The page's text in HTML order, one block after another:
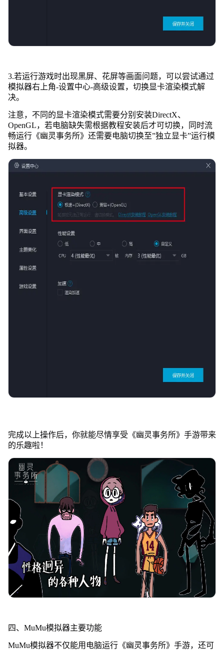
3.若运行游戏时出现黑屏、花屏等画面问题，可以尝试通过
模拟器右上角-设置中心-高级设置，切换显卡渲染模式解
决。
注意，不同的显卡渲染模式需要分别安装DirectX、
OpenGL，若电脑缺失需根据教程安装后才可切换，同时流
畅运行《幽灵事务所》还需要电脑切换至”独立显卡”运行模
拟器。
完成以上操作后，你就能尽情享受《幽灵事务所》手游带来
的乐趣啦！
四、MuMu模拟器主要功能
MuMu模拟器不仅能用电脑运行《幽灵事务所》手游，还可